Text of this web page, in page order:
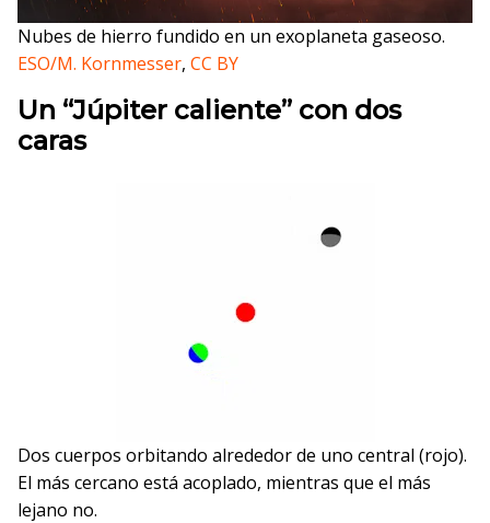
Nubes de hierro fundido en un exoplaneta gaseoso.
ESO/M. Kornmesser, CC BY
Un “Júpiter caliente” con dos
caras
Dos cuerpos orbitando alrededor de uno central (rojo).
El más cercano está acoplado, mientras que el más
lejano no.